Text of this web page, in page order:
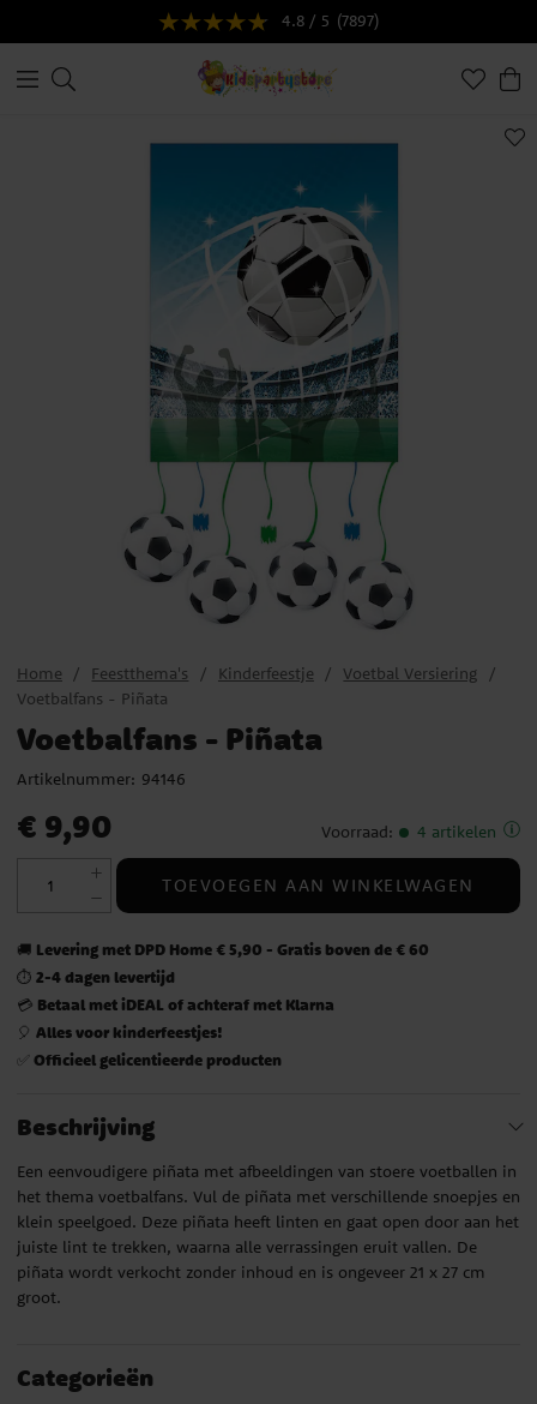
4.8 / 5 (7897)
Home Feestthema's Kinderfeestje
Voetbal Versiering
Voetbalfans - Piñata
Voetbalfans - Piñata
Artikelnummer: 94146
Prijs: € 9,90
€ 9,90 Voorraad: 4 artikelen
TOEVOEGEN AAN WINKELWAGEN
🚚 Levering met DPD Home € 5,90 - Gratis boven de € 60
⏱️ 2-4 dagen levertijd
💳 Betaal met iDEAL of achteraf met Klarna
🎈 Alles voor kinderfeestjes!
✅ Officieel gelicentieerde producten
Beschrijving
Een eenvoudigere piñata met afbeeldingen van stoere voetballen in
het thema voetbalfans. Vul de piñata met verschillende snoepjes en
klein speelgoed. Deze piñata heeft linten en gaat open door aan het
juiste lint te trekken, waarna alle verrassingen eruit vallen. De
piñata wordt verkocht zonder inhoud en is ongeveer 21 x 27 cm
groot.
Categorieën